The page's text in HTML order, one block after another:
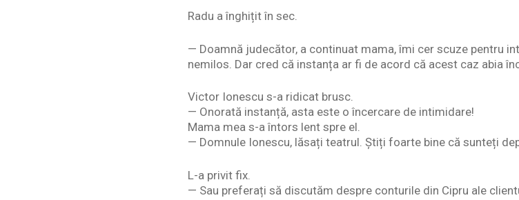
Radu a înghițit în sec.
— Doamnă judecător, a continuat mama, îmi cer scuze pentru
nemilos. Dar cred că instanța ar fi de acord că acest caz abia
Victor Ionescu s-a ridicat brusc.
— Onorată instanță, asta este o încercare de intimidare!
Mama mea s-a întors lent spre el.
— Domnule Ionescu, lăsați teatrul. Știți foarte bine că sunteți
L-a privit fix.
— Sau preferați să discutăm despre conturile din Cipru ale